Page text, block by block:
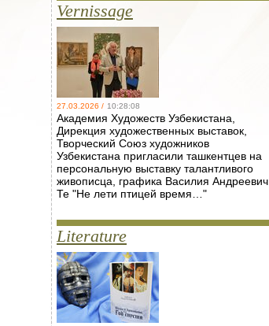
Vernissage
27.03.2026 / 10:28:08
Академия Художеств Узбекистана,
Дирекция художественных выставок,
Творческий Союз художников
Узбекистана пригласили ташкентцев на
персональную выставку талантливого
живописца, графика Василия Андреевич
Те "Не лети птицей время…"
Literature